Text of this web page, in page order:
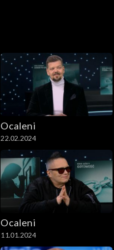
Ocaleni
22.02.2024
Ocaleni
11.01.2024